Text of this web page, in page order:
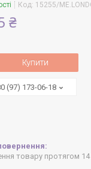
Код: 15255/
₴
Купити
(97) 173-06-18
товару протягом